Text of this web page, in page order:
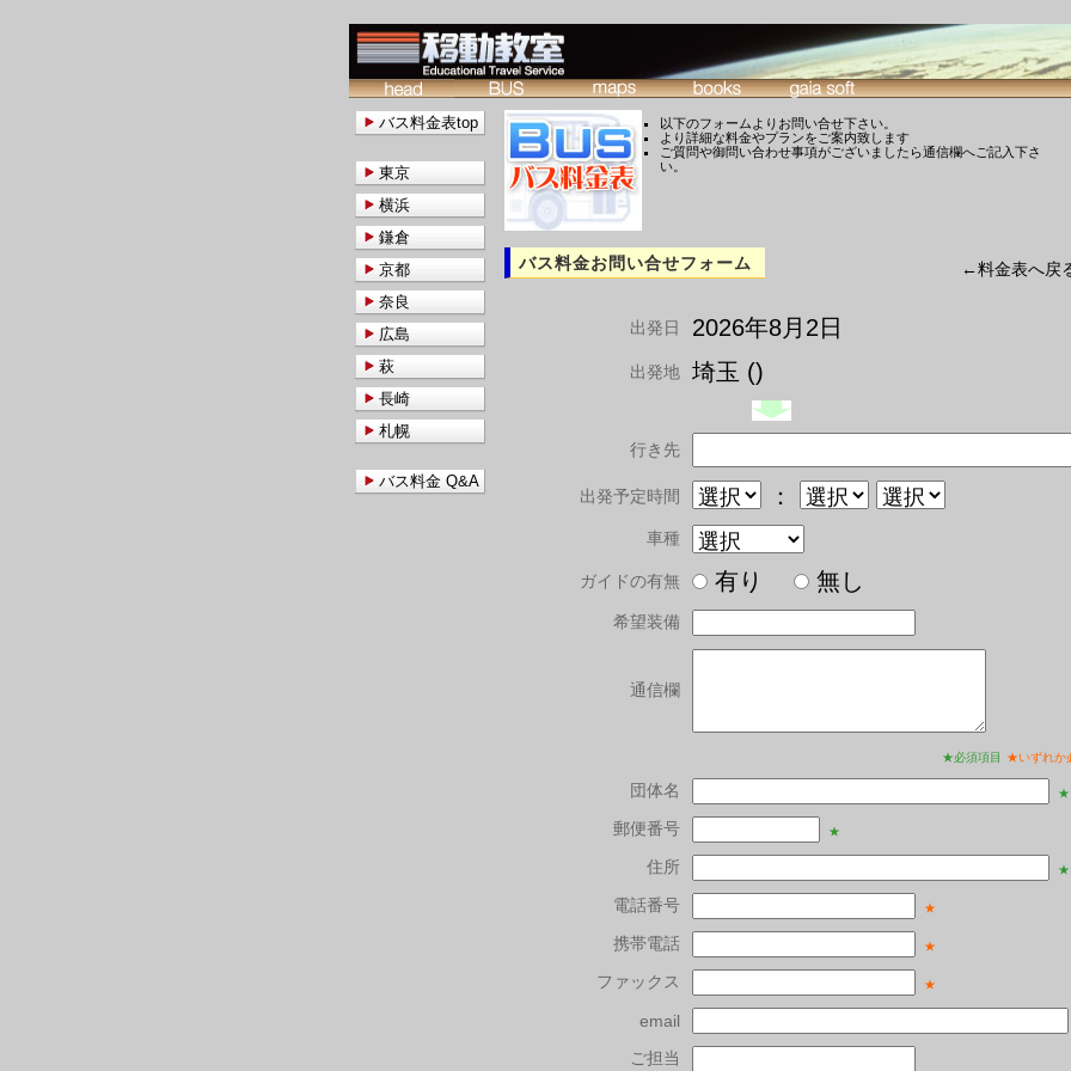
以下のフォームよりお問い合せ下さい。
より詳細な料金やプランをご案内致します
ご質問や御問い合わせ事項がございましたら通信欄へご記入下さ
い。
バス料金お問い合せフォーム ←料金表へ戻
出発日 2026年8月2日
出発地 埼玉 ()
行き先
出発予定時間 ：
車種
ガイドの有無 有り 無し
希望装備
通信欄
★必須項目 ★いずれか
団体名 ★
郵便番号 ★
住所 ★
電話番号 ★
携帯電話 ★
ファックス ★
email
ご担当
バス料金表top
東京
横浜
鎌倉
京都
奈良
広島
萩
長崎
札幌
バス料金 Q&A